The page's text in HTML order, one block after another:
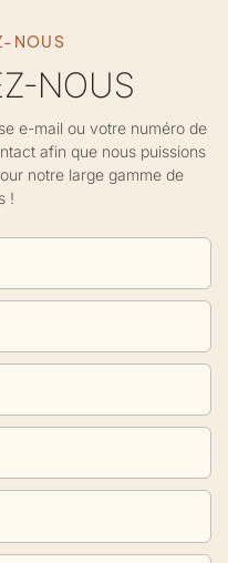
NOUS
NOUS
e-mail ou votre numéro de
afin que nous puissions
notre large gamme de
!